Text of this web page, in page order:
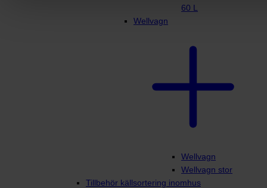
60 L
Wellvagn
Wellvagn
Wellvagn stor
Tillbehör källsortering inomhus